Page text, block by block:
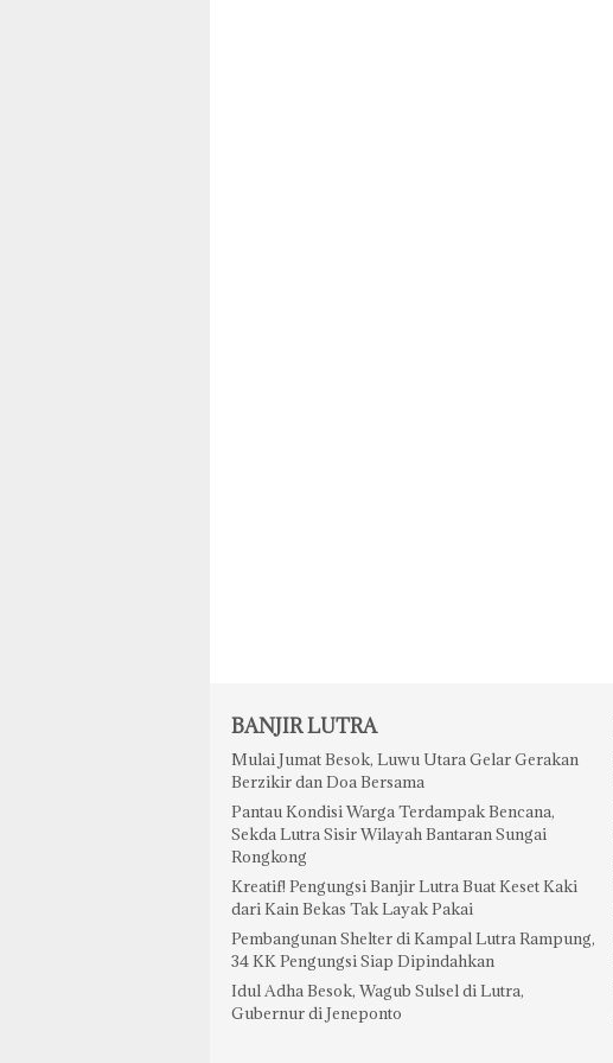
BANJIR LUTRA
Mulai Jumat Besok, Luwu Utara Gelar Gerakan
Berzikir dan Doa Bersama
Pantau Kondisi Warga Terdampak Bencana,
Sekda Lutra Sisir Wilayah Bantaran Sungai
Rongkong
Kreatif! Pengungsi Banjir Lutra Buat Keset Kaki
dari Kain Bekas Tak Layak Pakai
Pembangunan Shelter di Kampal Lutra Rampung,
34 KK Pengungsi Siap Dipindahkan
Idul Adha Besok, Wagub Sulsel di Lutra,
Gubernur di Jeneponto